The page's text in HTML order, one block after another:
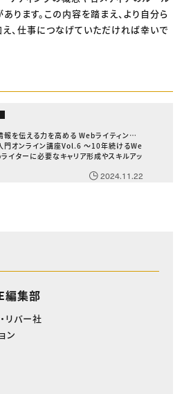
ります。この内容を踏まえ、より自分ら
、仕事につなげていただければ幸いで
報を伝える力を高める Webライティング
門オンライン講座Vol.6 〜10年続けるWe
イターに必要なキャリア形成やスキルアッ
2024.11.22
編集部
リバー社
ン